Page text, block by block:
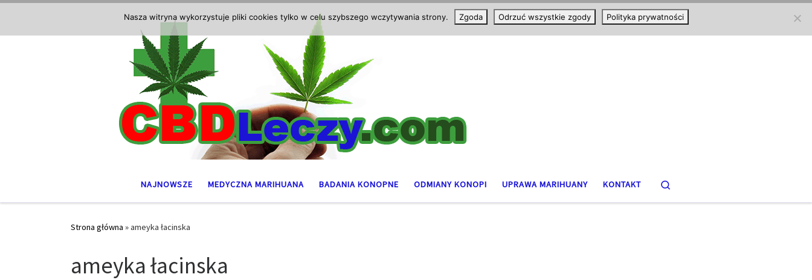
NAJNOWSZE MEDYCZNA MARIHUANA BADANIA KONOPNE ODMIANY KONOPI UPRAWA MARIHUANY KONTAKT
Strona główna »ameyka łacinska
ameyka łacinska
Nasza witryna wykorzystuje pliki cookies tylko w celu szybszego wczytywania strony. Zgoda Odrzuć wszystkie zgody Polityka prywatności